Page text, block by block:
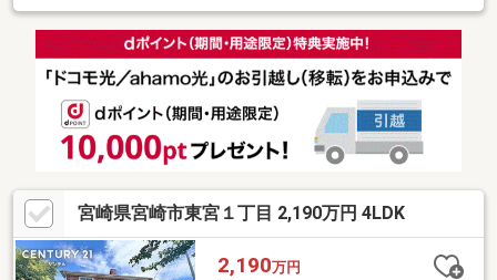
宮崎県宮崎市東宮１丁目 2,190万円 4LDK
2,190万円